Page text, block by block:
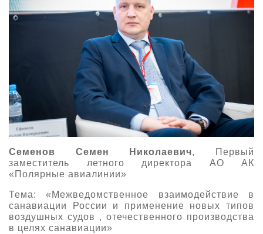
Семенов Семен Николаевич, Первый
заместитель летного директора АО АК
«Полярные авиалинии»
Тема: «Межведомственное взаимодействие в
санавиации России и применение новых типов
воздушных судов , отечественного производства
в целях санавиации»